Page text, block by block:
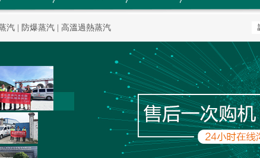
高溫高壓蒸汽
汽 防爆蒸汽 高溫過熱蒸汽